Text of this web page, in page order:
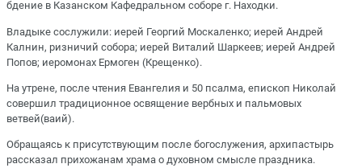
бдение в Казанском Кафедральном соборе г. Находки.
Владыке сослужили: иерей Георгий Москаленко; иерей Андрей
Калнин, ризничий собора; иерей Виталий Шаркеев; иерей Андрей
Попов; иеромонах Ермоген (Крещенко).
На утрене, после чтения Евангелия и 50 псалма, епископ Николай
совершил традиционное освящение вербных и пальмовых
ветвей(ваий).
Обращаясь к присутствующим после богослужения, архипастырь
рассказал прихожанам храма о духовном смысле праздника.